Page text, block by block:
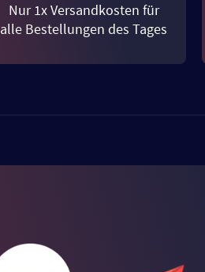
Nur 1x Versandkosten für
alle Bestellungen des Tages